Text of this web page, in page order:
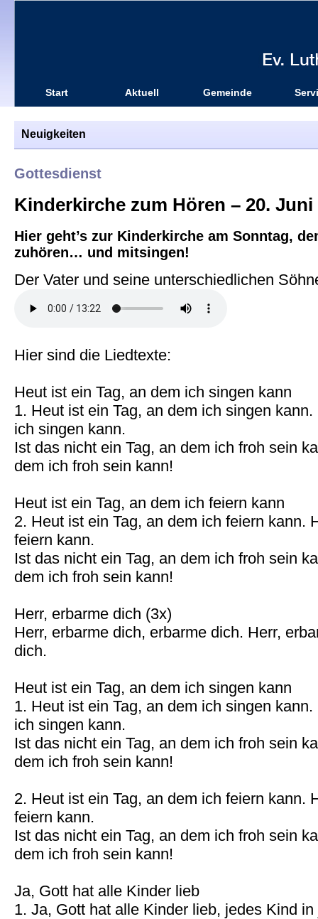
Start Aktuell Gemeinde
Neuigkeiten
Gottesdienst
Kinderkirche zum Hören – 20.
Hier geht’s zur Kinderkirche am Sonntag,
zuhören… und mitsingen!
Der Vater und seine unterschiedlichen
Hier sind die Liedtexte:
Heut ist ein Tag, an dem ich singen kann
1. Heut ist ein Tag, an dem ich singen
ich singen kann.
Ist das nicht ein Tag, an dem ich froh sein
dem ich froh sein kann!
Heut ist ein Tag, an dem ich feiern kann
2. Heut ist ein Tag, an dem ich feiern kann.
feiern kann.
Ist das nicht ein Tag, an dem ich froh sein
dem ich froh sein kann!
Herr, erbarme dich (3x)
Herr, erbarme dich, erbarme dich. Herr,
dich.
Heut ist ein Tag, an dem ich singen kann
1. Heut ist ein Tag, an dem ich singen
ich singen kann.
Ist das nicht ein Tag, an dem ich froh sein
dem ich froh sein kann!
2. Heut ist ein Tag, an dem ich feiern kann.
feiern kann.
Ist das nicht ein Tag, an dem ich froh sein
dem ich froh sein kann!
Ja, Gott hat alle Kinder lieb
1. Ja, Gott hat alle Kinder lieb, jedes Kind